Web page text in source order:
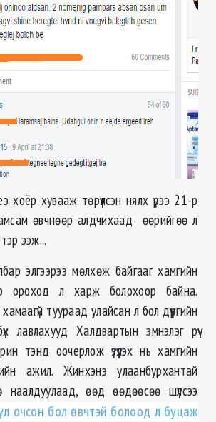
хоёр хувааж төрүүлсэн нялх үрээ 21-р
өвчнөөр алдчихаад өөрийгөө л
ээж...
элгээрээ мөлхөж байгааг хамгийн
ороход л харж болохоор байна.
туураад улайсан л бол дүүргийн
лавлахууд Халдвартын эмнэлэг рүү
тэнд оочерлож үзүүлэх нь хамгийн
ажил. Жинхэнэ улаанбурхантай
наалдуулаад, өөд өөдөөсөө шүлсээ
очсон бол өвчтэй болоод л буцаж